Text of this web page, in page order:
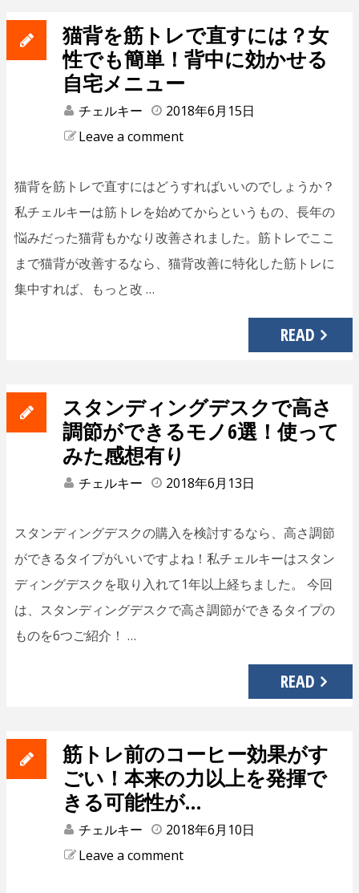
猫背を筋トレで直すには？女
性でも簡単！背中に効かせる
自宅メニュー
チェルキー
2018年6月15日
Leave a comment
猫背を筋トレで直すにはどうすればいいのでしょうか？
私チェルキーは筋トレを始めてからというもの、長年の
悩みだった猫背もかなり改善されました。筋トレでここ
まで猫背が改善するなら、猫背改善に特化した筋トレに
集中すれば、もっと改 …
READ
スタンディングデスクで高さ
調節ができるモノ6選！使って
みた感想有り
チェルキー 2018年6月13日
スタンディングデスクの購入を検討するなら、高さ調節
ができるタイプがいいですよね！私チェルキーはスタン
ディングデスクを取り入れて1年以上経ちました。 今回
は、スタンディングデスクで高さ調節ができるタイプの
ものを6つご紹介！ …
READ
筋トレ前のコーヒー効果がす
ごい！本来の力以上を発揮で
きる可能性が…
チェルキー
2018年6月10日
Leave a comment